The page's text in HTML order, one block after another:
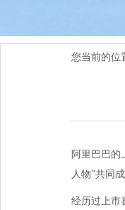
您当前的位
阿里巴巴的
人物”共同成
经历过上市